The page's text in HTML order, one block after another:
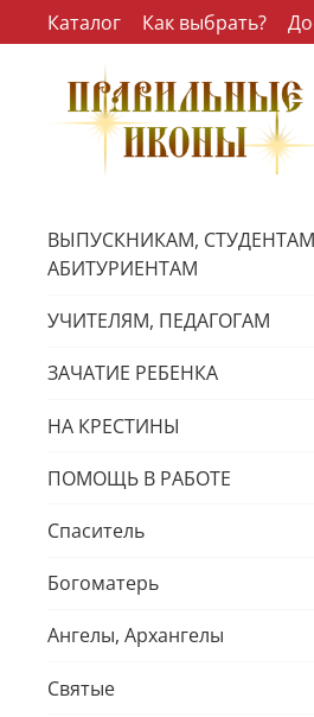
Каталог Как выбрать?
ВЫПУСКНИКАМ,
АБИТУРИЕНТАМ
УЧИТЕЛЯМ, ПЕДАГОГАМ
ЗАЧАТИЕ РЕБЕНКА
НА КРЕСТИНЫ
ПОМОЩЬ В РАБОТЕ
Спаситель
Богоматерь
Ангелы, Архангелы
Святые